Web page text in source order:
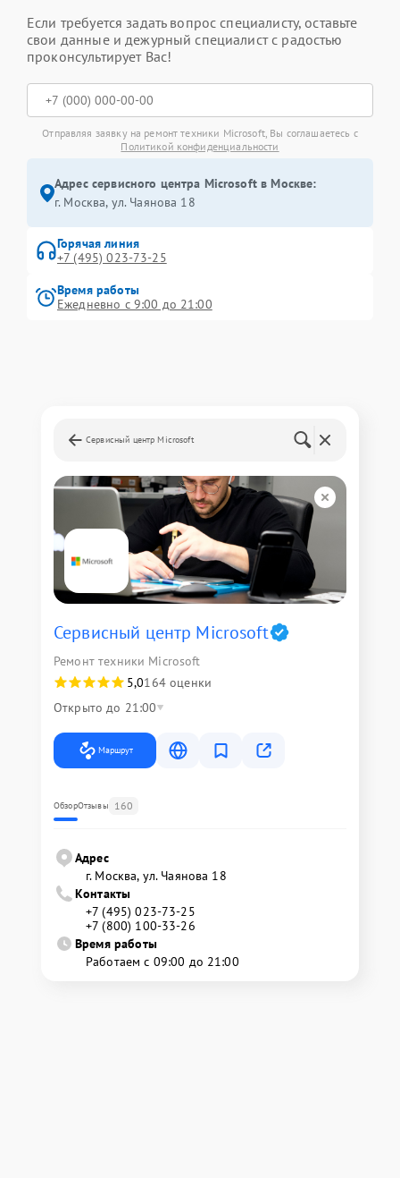
Если требуется задать вопрос специалисту, оставьте
свои данные и дежурный специалист с радостью
проконсультирует Вас!
Отправляя заявку на ремонт техники Microsoft, Вы соглашаетесь с
Политикой конфиденциальности
Адрес сервисного центра Microsoft в Москве:
г. Москва, ул. Чаянова 18
Горячая линия
+7 (495) 023-73-25
Время работы
Ежедневно с 9:00 до 21:00
Сервисный центр Microsoft
Сервисный центр Microsoft
Ремонт техники Microsoft
5,0164 оценки
Открыто до 21:00
Маршрут
ОбзорОтзывы 160
Адрес
г. Москва, ул. Чаянова 18
Контакты
+7 (495) 023-73-25
+7 (800) 100-33-26
Время работы
Работаем с 09:00 до 21:00